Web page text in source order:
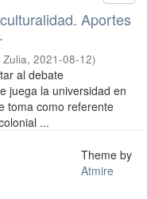
Aportes
Zulia, 2021-08-12)
al debate
juega la universidad en
toma como referente
...
Theme by
Atmire